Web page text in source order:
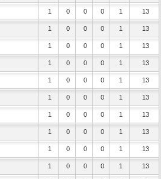
1 0 0 0 1 13
1 0 0 0 1 13
1 0 0 0 1 13
1 0 0 0 1 13
1 0 0 0 1 13
1 0 0 0 1 13
1 0 0 0 1 13
1 0 0 0 1 13
1 0 0 0 1 13
1 0 0 0 1 13